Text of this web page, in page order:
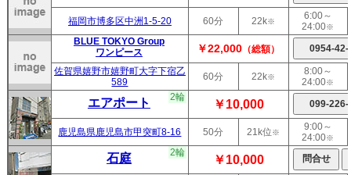
福岡市博多区中洲1-5-20 60分 22k※
6:00～
24:00※
BLUE TOKYO Group
ワンピース
￥22,000 （総額）
佐賀県嬉野市嬉野町大字下宿乙
589
60分 22k※
8:00～
24:00※
エアポート 2輪
￥10,000
鹿児島県鹿児島市甲突町8-16 50分 21k位※
9:00～
24:00※
石庭 2輪
￥10,000